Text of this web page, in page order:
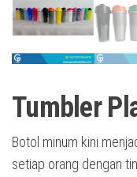
Tumbler
Botol minum kini
setiap orang dengan